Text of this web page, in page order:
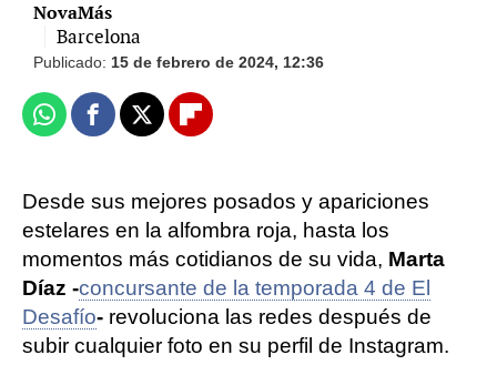
NovaMás
Barcelona
Publicado: 15 de febrero de 2024, 12:36
WhatsappFacebook
X Flipboard
Desde sus mejores posados y apariciones
estelares en la alfombra roja, hasta los
momentos más cotidianos de su vida, Marta
Díaz -concursante de la temporada 4 de El
Desafío- revoluciona las redes después de
subir cualquier foto en su perfil de Instagram.